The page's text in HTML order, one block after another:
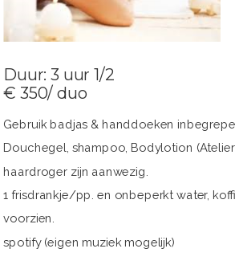
Duur: 3 uur 1/2
€ 350/ duo
Gebruik badjas & handdoeken
Douchegel, shampoo, Bodylotion
haardroger zijn aanwezig.
1 frisdrankje/pp. en onbeperkt water,
voorzien.
spotify (eigen muziek mogelijk)